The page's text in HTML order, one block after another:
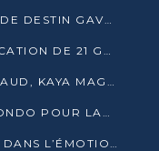
DES OUVRIERS TABASSÉS AU QG DE DESTIN GAVET À 24 HEURES DE L’OUVERTURE DE LA CAMPAGNE
AGL CONGO ENGAGE LA CERTIFICATION DE 21 GRUTIERS AUX NORMES INTERNATIONALES
DESTIN GAVET NOMME WALLEMBAUD, KAYA MAGANE, BOUDZIKA ET MBOUSSA-ELLAH AUX COMMANDES DE SA CAMPAGNE
DENIS SASSOU-NGUESSO À IMPFONDO POUR LANCER LE CORRIDOR 13
FIRMIN AYESSA INHUMÉ À ONDZA DANS L’ÉMOTION ET LE RECUEILLEMENT